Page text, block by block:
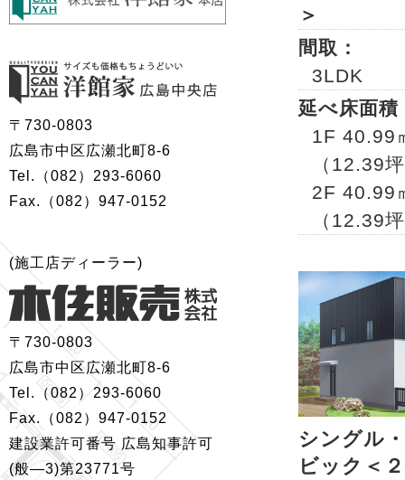
＞
間取：
3LDK
延べ床面積
1F 40.99
（12.39
2F 40.99
（12.39
シングル
ビック＜
〒730-0803
広島市中区広瀬北町8-6
Tel.（082）293-6060
Fax.（082）947-0152
(施工店ディーラー)
〒730-0803
広島市中区広瀬北町8-6
Tel.（082）293-6060
Fax.（082）947-0152
建設業許可番号 広島知事許可
(般—3)第23771号